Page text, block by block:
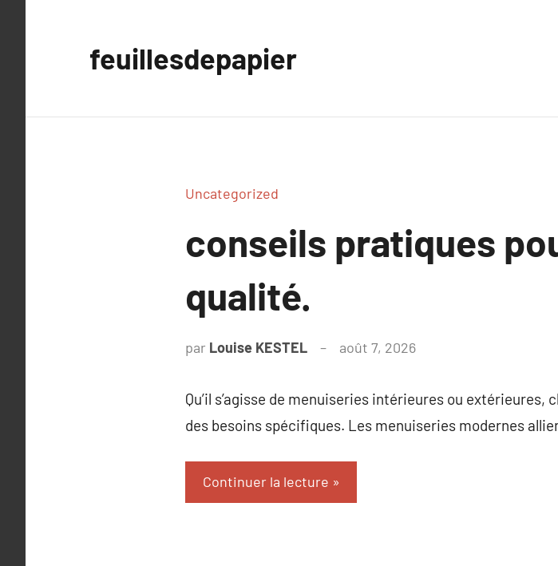
feuillesdepapier
Uncategorized
conseils pratiques
qualité.
par Louise KESTEL août 7, 2026
Qu’il s’agisse de menuiseries intérieures ou
des besoins spécifiques. Les menuiseries modernes
Continuer la lecture